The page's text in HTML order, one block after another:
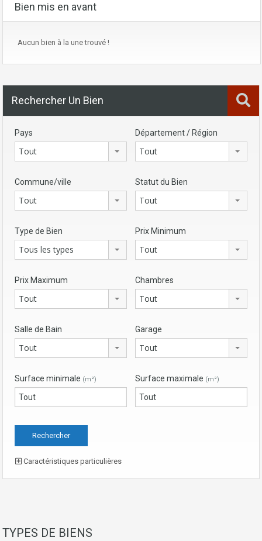
Bien mis en avant
Aucun bien à la une trouvé !
Rechercher Un Bien
Pays
Tout
Département / Région
Tout
Commune/ville
Tout
Statut du Bien
Tout
Type de Bien
Tous les types
Prix Minimum
Tout
Prix Maximum
Tout
Chambres
Tout
Salle de Bain
Tout
Garage
Tout
Surface minimale (m²) Surface maximale (m²)
Caractéristiques particulières
TYPES DE BIENS